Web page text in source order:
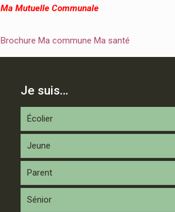
Ma Mutuelle Communale
Brochure Ma commune Ma santé
Je suis…
Écolier
Jeune
Parent
Sénior